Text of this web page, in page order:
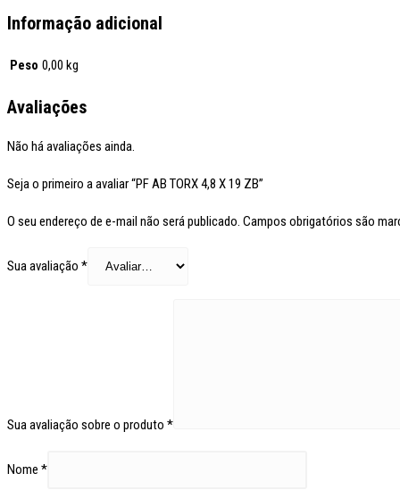
Informação adicional
Peso 0,00 kg
Avaliações
Não há avaliações ainda.
Seja o primeiro a avaliar “PF AB TORX 4,8 X 19 ZB”
O seu endereço de e-mail não será publicado. Campos obrigatórios são
Sua avaliação *
Sua avaliação sobre o produto *
Nome *